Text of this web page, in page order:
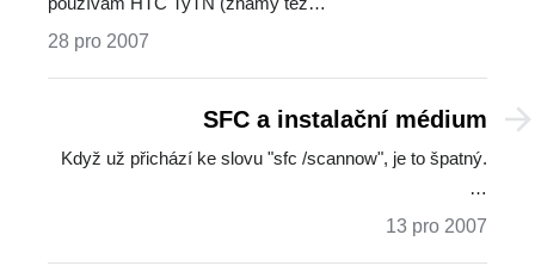
28 pro 2007
SFC a instalační médium
Když už přichází ke slovu "sfc /scannow", je to špatný.
…
13 pro 2007